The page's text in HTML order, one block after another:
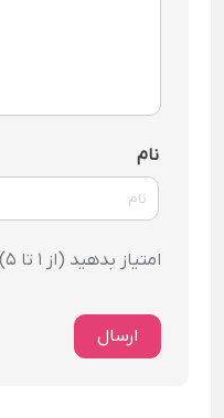
نام
امتیاز بدهید (از 1 تا 5) :
ارسال